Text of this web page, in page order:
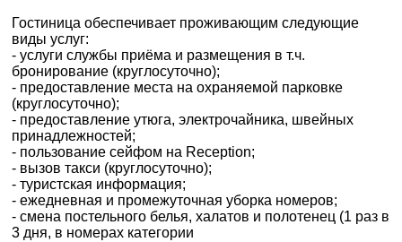
Гостиница обеспечивает проживающим следующие
виды услуг:
- услуги службы приёма и размещения в т.ч.
бронирование (круглосуточно);
- предоставление места на охраняемой парковке
(круглосуточно);
- предоставление утюга, электрочайника, швейных
принадлежностей;
- пользование сейфом на Reception;
- вызов такси (круглосуточно);
- туристская информация;
- ежедневная и промежуточная уборка номеров;
- смена постельного белья, халатов и полотенец (1 раз в
3 дня, в номерах категории